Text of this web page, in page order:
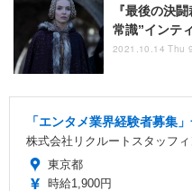
『最後の決
常識”インテ
2021.10.14 Thu
「エンタメ業界経験者募集
株式会社リクルートスタッフ
東京都
時給1,900円